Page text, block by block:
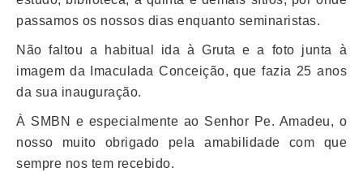
passamos os nossos dias enquanto seminaristas.
Não faltou a habitual ida à Gruta e a foto junta à
imagem da Imaculada Conceição, que fazia 25 anos
da sua inauguração.
À SMBN e especialmente ao Senhor Pe. Amadeu, o
nosso muito obrigado pela amabilidade com que
sempre nos tem recebido.